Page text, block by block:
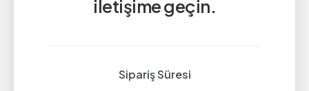
iletişime geçin.
Sipariş Süresi